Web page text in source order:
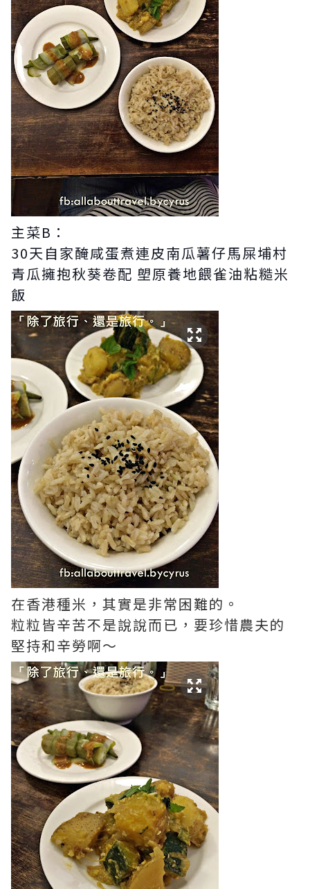
主菜B：
30天自家醃咸蛋煮連皮南瓜薯仔馬屎埔村
青瓜擁抱秋葵卷配 塱原養地餵雀油粘糙米
飯
在香港種米，其實是非常困難的。
粒粒皆辛苦不是說說而已，要珍惜農夫的
堅持和辛勞啊～